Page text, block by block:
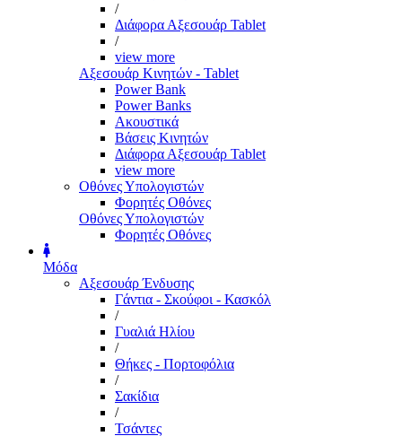
/
Διάφορα Αξεσουάρ Tablet
/
view more
Αξεσουάρ Κινητών - Tablet
Power Bank
Power Banks
Ακουστικά
Βάσεις Κινητών
Διάφορα Αξεσουάρ Tablet
view more
Οθόνες Υπολογιστών
Φορητές Οθόνες
Οθόνες Υπολογιστών
Φορητές Οθόνες
Μόδα
Αξεσουάρ Ένδυσης
Γάντια - Σκούφοι - Κασκόλ
/
Γυαλιά Ηλίου
/
Θήκες - Πορτοφόλια
/
Σακίδια
/
Τσάντες